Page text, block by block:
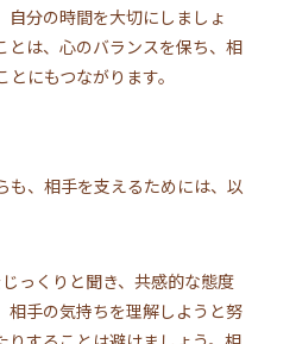
自分の時間を大切にしましょ
とは、心のバランスを保ち、相
にもつながります。
も、相手を支えるためには、以
っくりと聞き、共感的な態度
相手の気持ちを理解しようと努